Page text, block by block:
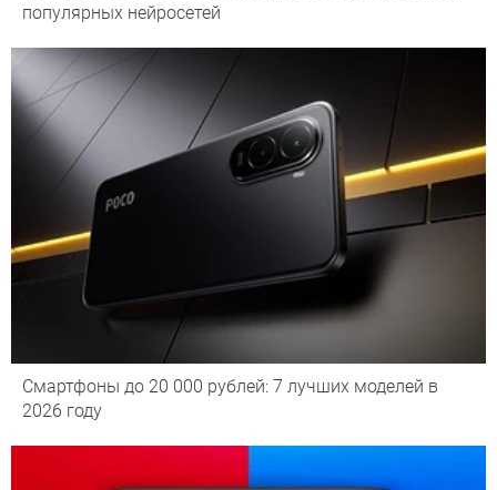
популярных нейросетей
Смартфоны до 20 000 рублей: 7 лучших моделей в
2026 году